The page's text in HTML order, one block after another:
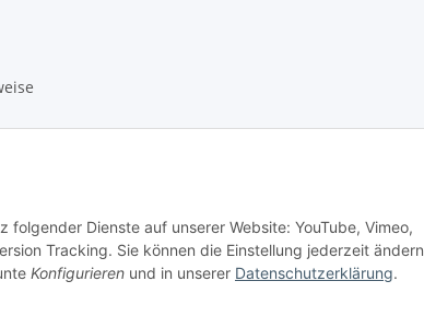
folgender Dienste auf unserer Website: YouTube, Vimeo,
Tracking. Sie können die Einstellung jederzeit ändern
Konfigurieren und in unserer Datenschutzerklärung.